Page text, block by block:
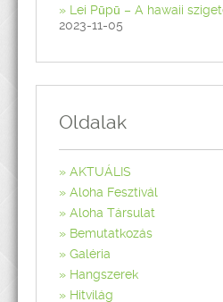
Lei Pūpū – A hawaii
2023-11-05
Oldalak
AKTUÁLIS
Aloha Fesztivál
Aloha Társulat
Bemutatkozás
Galéria
Hangszerek
Hitvilág